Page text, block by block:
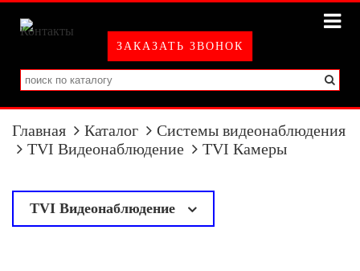
ЗАКАЗАТЬ ЗВОНОК
Главная Каталог
Системы видеонаблюдения
TVI Видеонаблюдение
TVI Камеры
TVI Видеонаблюдение